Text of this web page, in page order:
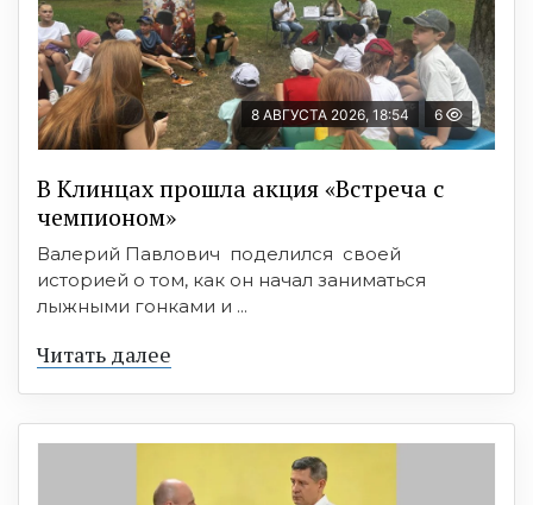
8 АВГУСТА 2026, 18:54 6
В Клинцах прошла акция «Встреча с
чемпионом»
Валерий Павлович поделился своей
историей о том, как он начал заниматься
лыжными гонками и ...
Читать далее